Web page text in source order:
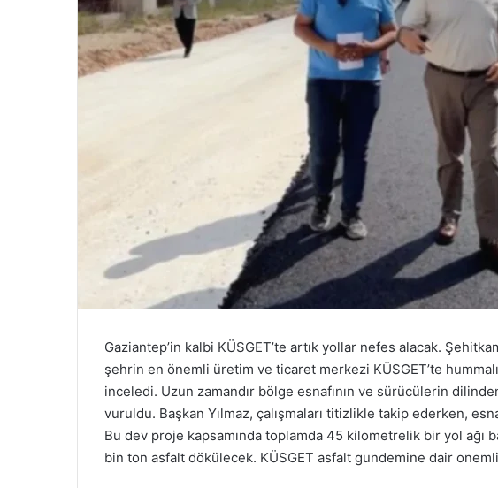
Gaziantep’in kalbi KÜSGET’te artık yollar nefes alacak.
şehrin en önemli üretim ve ticaret merkezi KÜSGET’te
inceledi. Uzun zamandır bölge esnafının ve sürücülerin
vuruldu. Başkan Yılmaz, çalışmaları titizlikle takip ederken,
Bu dev proje kapsamında toplamda 45 kilometrelik bir yol ağı
bin ton asfalt dökülecek. KÜSGET asfalt gundemine dair